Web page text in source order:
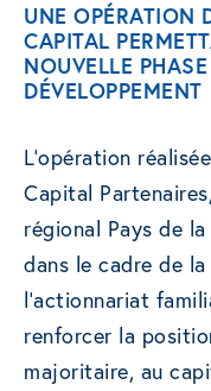
UNE OPÉRATION
CAPITAL
NOUVELLE
DÉVELOPPEMENT
L’opération
Capital
régional Pays de
dans le cadre de
l’actionnariat
renforcer la
majoritaire, au